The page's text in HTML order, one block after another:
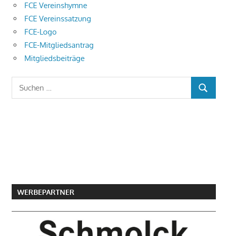
FCE Vereinshymne
FCE Vereinssatzung
FCE-Logo
FCE-Mitgliedsantrag
Mitgliedsbeiträge
Suchen
nach:
SUCHEN
WERBEPARTNER